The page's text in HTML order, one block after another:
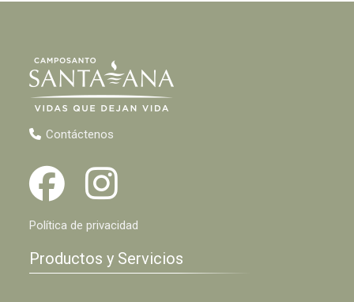
Contáctenos
Política de privacidad
Productos y Servicios